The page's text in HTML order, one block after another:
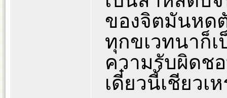
ของจิตมันหด
ทุกขเวทนาก็
ความรับผิดชอ
เดี๋ยวนี้เชียวเ